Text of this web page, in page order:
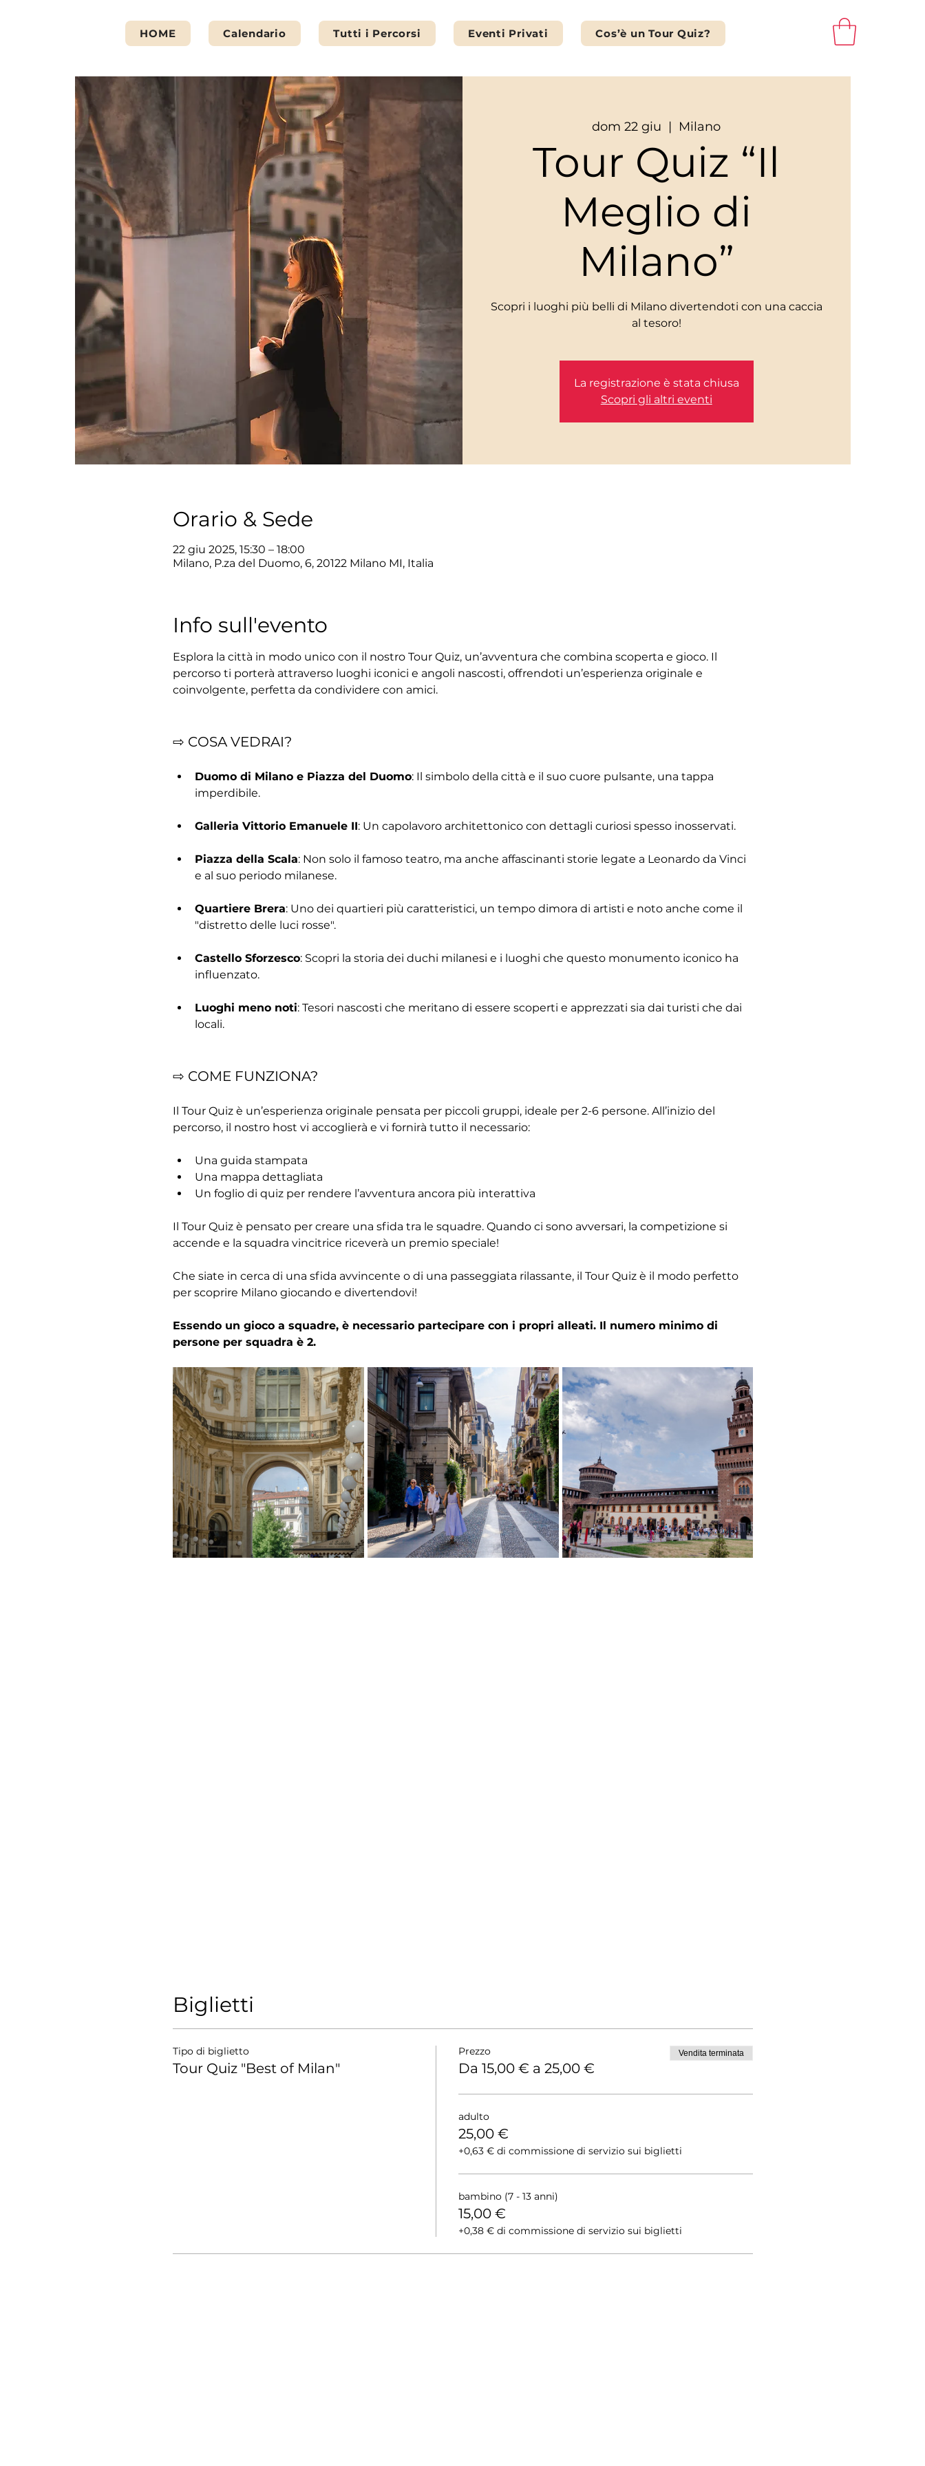
HOME Calendario Tutti i Percorsi Eventi Privati Cos’è un Tour Quiz?
dom 22 giu
  |
Milano
Tour Quiz “Il
Meglio di
Milano”
Scopri i luoghi più belli di Milano divertendoti con una caccia
al tesoro!
La registrazione è stata chiusa
Scopri gli altri eventi
Orario & Sede
22 giu 2025, 15:30 – 18:00
Milano, P.za del Duomo, 6, 20122 Milano MI, Italia
Info sull'evento
Esplora la città in modo unico con il nostro Tour Quiz, un’avventura che combina scoperta e gioco. Il
percorso ti porterà attraverso luoghi iconici e angoli nascosti, offrendoti un’esperienza originale e
coinvolgente, perfetta da condividere con amici.
⇨ COSA VEDRAI?
Duomo di Milano e Piazza del Duomo: Il simbolo della città e il suo cuore pulsante, una tappa
imperdibile.
Galleria Vittorio Emanuele II: Un capolavoro architettonico con dettagli curiosi spesso inosservati.
Piazza della Scala: Non solo il famoso teatro, ma anche affascinanti storie legate a Leonardo da Vinci
e al suo periodo milanese.
Quartiere Brera: Uno dei quartieri più caratteristici, un tempo dimora di artisti e noto anche come il
"distretto delle luci rosse".
Castello Sforzesco: Scopri la storia dei duchi milanesi e i luoghi che questo monumento iconico ha
influenzato.
Luoghi meno noti: Tesori nascosti che meritano di essere scoperti e apprezzati sia dai turisti che dai
locali.
⇨ COME FUNZIONA?
Il Tour Quiz è un’esperienza originale pensata per piccoli gruppi, ideale per 2-6 persone. All’inizio del
percorso, il nostro host vi accoglierà e vi fornirà tutto il necessario:
Una guida stampata
Una mappa dettagliata
Un foglio di quiz per rendere l’avventura ancora più interattiva
Il Tour Quiz è pensato per creare una sfida tra le squadre. Quando ci sono avversari, la competizione si
accende e la squadra vincitrice riceverà un premio speciale!
Che siate in cerca di una sfida avvincente o di una passeggiata rilassante, il Tour Quiz è il modo perfetto
per scoprire Milano giocando e divertendovi!
Essendo un gioco a squadre, è necessario partecipare con i propri alleati. Il numero minimo di
persone per squadra è 2.
Biglietti
Tipo di biglietto
Tour Quiz "Best of Milan"
Prezzo
Da 15,00 € a 25,00 €
Vendita terminata
adulto
25,00 €
+0,63 € di commissione di servizio sui biglietti
bambino (7 - 13 anni)
15,00 €
+0,38 € di commissione di servizio sui biglietti